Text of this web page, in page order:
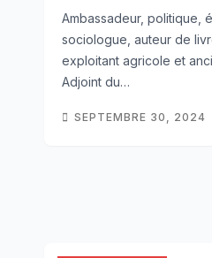
Ambassadeur, politique,
sociologue, auteur de
exploitant agricole et
Adjoint du…
SEPTEMBRE 30, 2024